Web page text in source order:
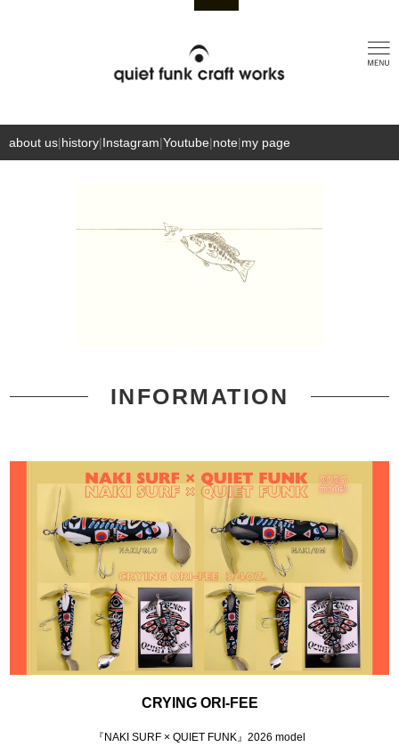
about us|history|Instagram|Youtube|note|my page
INFORMATION
CRYING ORI-FEE
『NAKI SURF × QUIET FUNK』2026 model